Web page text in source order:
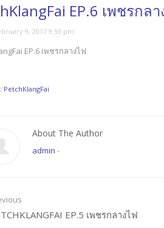
EP.6 เพชรกล
9, 2017 9:53 pm
EP.6 เพชรกลางไฟ
PetchKlangFai
About The Author
admin -
EP.5 เพชรกลางไฟ